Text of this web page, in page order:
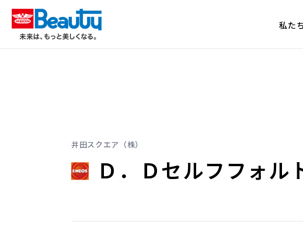
私た
井田スクエア（株）
Ｄ．Ｄセルフフォル